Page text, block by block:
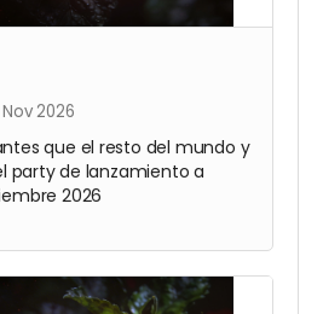
2026
que el resto del mundo y
party de lanzamiento a
2026